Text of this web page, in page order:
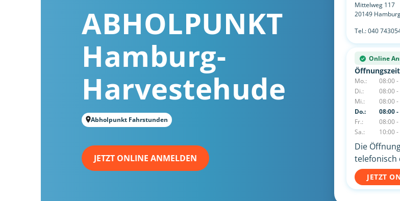
ABHOLPUNKT
Hamburg-
Harvestehude
Abholpunkt Fahrstunden
JETZT ONLINE ANMELDEN
Mittelweg 117
20149
Tel.:040
Online
Mo.:
08:00
Di.:
08:00
Mi.:
08:00
Do.:
08:00
Fr.:
08:00
Sa.:
10:00
Die
telefonisch
JETZT